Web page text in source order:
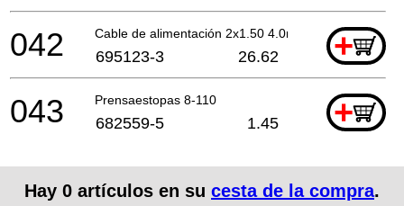
Cable de alimentación 2x1.50 4.0mtr +
042 695123-3 26.62
Prensaestopas 8-110 +
043 682559-5 1.45
Hay 0 artículos en su cesta de la compra.